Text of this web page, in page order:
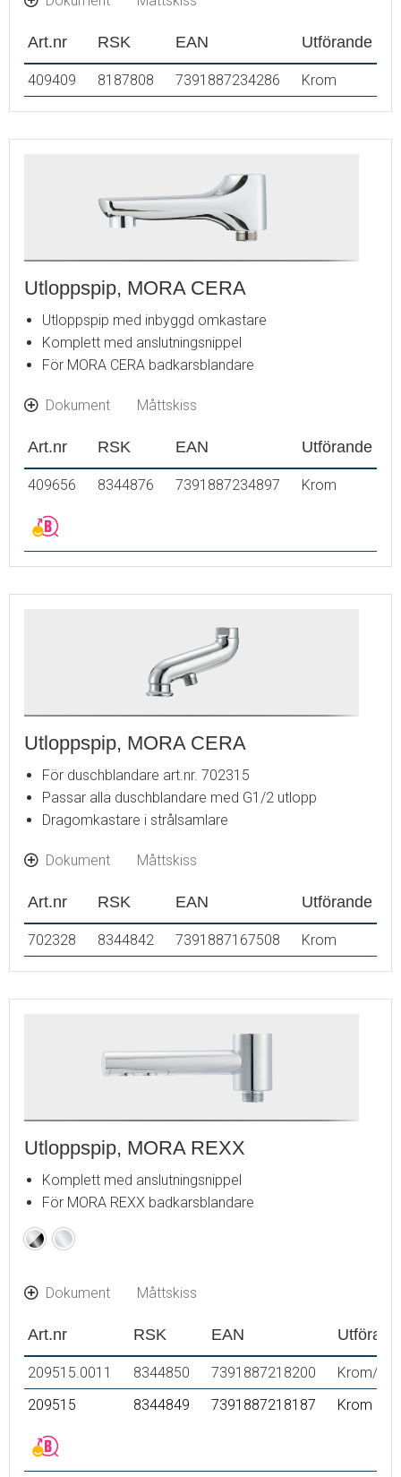
Art.nr RSK EAN Utförande
409409 8187808 7391887234286 Krom
Utloppspip, MORA CERA
Utloppspip med inbyggd omkastare
Komplett med anslutningsnippel
För MORA CERA badkarsblandare
Dokument Måttskiss
Art.nr RSK EAN Utförande
409656 8344876 7391887234897 Krom
Utloppspip, MORA CERA
För duschblandare art.nr. 702315
Passar alla duschblandare med G1/2 utlopp
Dragomkastare i strålsamlare
Dokument Måttskiss
Art.nr RSK EAN Utförande
702328 8344842 7391887167508 Krom
Utloppspip, MORA REXX
Komplett med anslutningsnippel
För MORA REXX badkarsblandare
Krom
Svart
Krom
Dokument Måttskiss
Art.nr RSK EAN
209515.0011 8344850 7391887218200
Krom/
209515
8344849 7391887218187 Krom